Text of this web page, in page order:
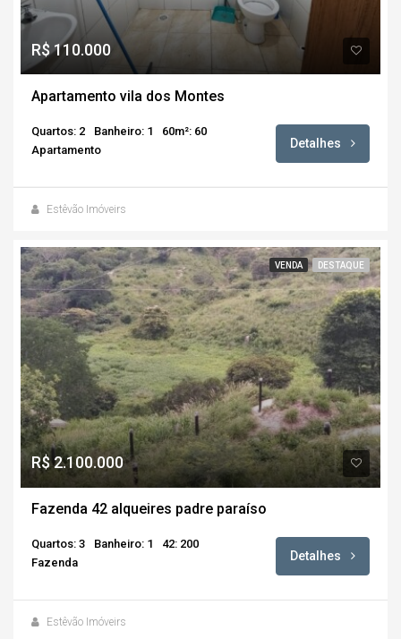
R$ 110.000
Apartamento vila dos Montes
Quartos: 2 Banheiro: 1
60m²: 60
Apartamento
Detalhes
Estêvão Imóveirs
VENDA DESTAQUE
R$ 2.100.000
Fazenda 42 alqueires padre paraíso
Quartos: 3 Banheiro: 1
42: 200
Fazenda
Detalhes
Estêvão Imóveirs